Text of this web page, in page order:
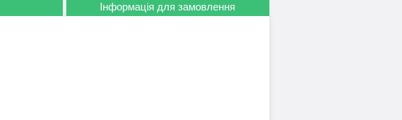
Інформація для замовлення